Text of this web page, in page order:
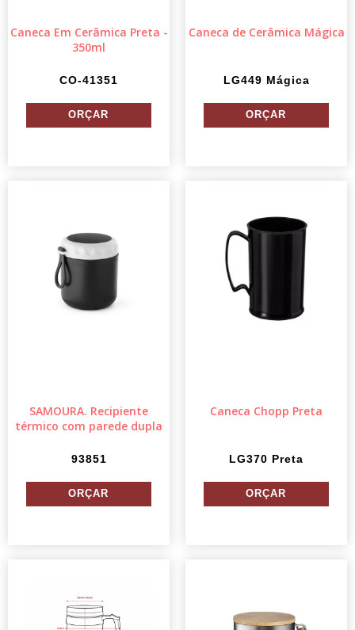
Caneca Em Cerâmica Preta -
350ml
CO-41351
Caneca de Cerâmica Mágica
LG449 Mágica
SAMOURA. Recipiente
térmico com parede dupla
93851
Caneca Chopp Preta
LG370 Preta